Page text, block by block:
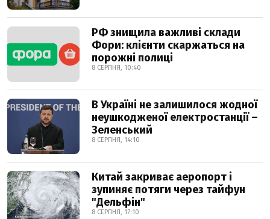
РФ знищила важливі склади
Фори: клієнти скаржаться на
порожні полиці
8 СЕРПНЯ, 10:40
В Україні не залишилося жодної
неушкодженої електростанції –
Зеленський
8 СЕРПНЯ, 14:10
Китай закриває аеропорт і
зупиняє потяги через тайфун
"Дельфін"
8 СЕРПНЯ, 17:10